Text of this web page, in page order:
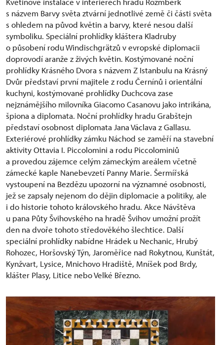
s názvem Barvy světa ztvární jednotlivé země či části světa
s ohledem na původ květin a barvy, které nesou další
symboliku. Speciální prohlídky kláštera Kladruby
o působení rodu Windischgrätzů v evropské diplomacii
doprovodí aranže z živých květin. Kostýmované noční
prohlídky Krásného Dvora s názvem Z Istanbulu na Krásný
Dvůr představí první majitele z rodu Černínů i orientální
kuchyni, kostýmované prohlídky Duchcova zase
nejznámějšího milovníka Giacomo Casanovu jako intrikána,
špiona a diplomata. Noční prohlídky hradu Grabštejn
představí osobnost diplomata Jana Václava z Gallasu.
Exteriérové prohlídky zámku Náchod se zaměří na stavební
aktivity Ottavia I. Piccolomini a rodu Piccolominiů
a provedou zájemce celým zámeckým areálem včetně
zámecké kaple Nanebevzetí Panny Marie. Šermířská
vystoupení na Bezdězu upozorní na významné osobnosti,
jež se zapsaly nejenom do dějin diplomacie a politiky, ale
i do historie tohoto královského hradu. Akce Návštěva
u pana Půty Švihovského na hradě Švihov umožní prožít
den na dvoře tohoto středověkého šlechtice. Další
speciální prohlídky nabídne Hrádek u Nechanic, Hrubý
Rohozec, Horšovský Týn, Jaroměřice nad Rokytnou, Kunštát,
Kynžvart, Lysice, Mnichovo Hradiště, Mníšek pod Brdy,
klášter Plasy, Litice nebo Velké Březno.